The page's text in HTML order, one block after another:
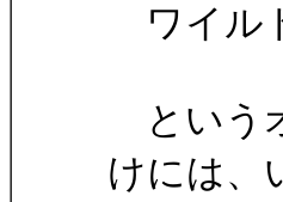
ワイル
という
けには、